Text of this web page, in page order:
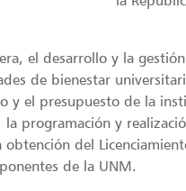
el desarrollo y la
de bienestar
y el presupuesto de la
programación y
del
de la UNM.